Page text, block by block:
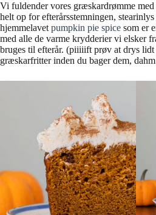
Vi fuldender vores græskardrømme
helt op for efterårsstemningen,
hjemmelavet pumpkin pie spice som er
med alle de varme krydderier vi elsker
bruges til efterår. (piiiiift prøv at drys
græskarfritter inden du bager dem,